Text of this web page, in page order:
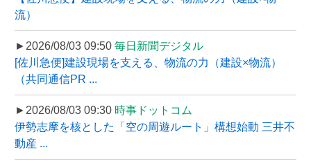
流）
►2026/08/03 09:50 毎日新聞デジタル
[佐川急便]建設現場を支える、物流の力（建設×物流）
（共同通信PR ...
►2026/08/03 09:30 時事ドットコム
伊勢志摩を核とした「空の周遊ルート」構想始動 三井不
動産 ...